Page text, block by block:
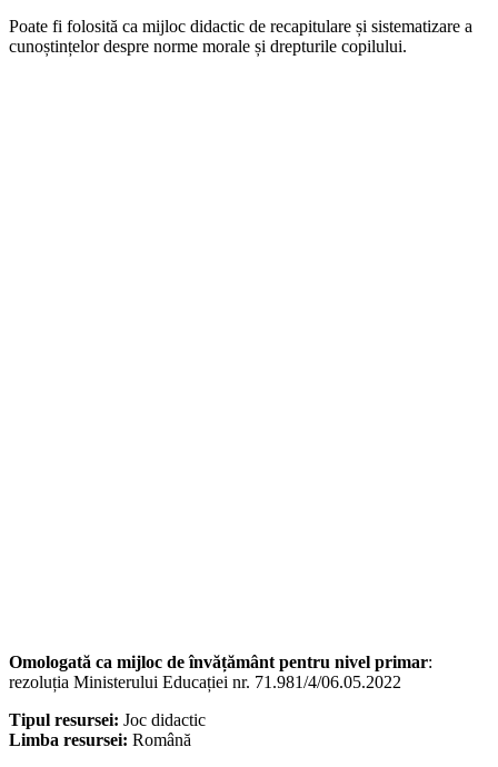
Poate fi folosită ca mijloc didactic de recapitulare și sistematizare a
cunoștințelor despre norme morale și drepturile copilului.
Omologată ca mijloc de învățământ pentru nivel primar:
rezoluția Ministerului Educației nr. 71.981/4/06.05.2022
Tipul resursei: Joc didactic
Limba resursei: Română